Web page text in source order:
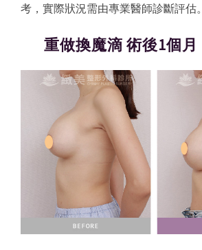
考，實際狀況需由專業醫師診斷評估。
重做換魔滴 術後1個月